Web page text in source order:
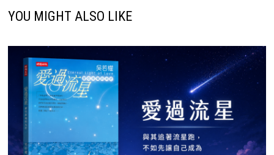
YOU MIGHT ALSO LIKE